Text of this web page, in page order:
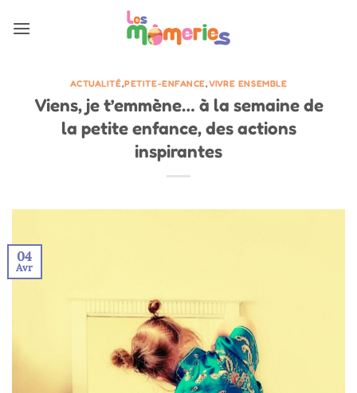
ACTUALITÉ,PETITE-ENFANCE,VIVRE ENSEMBLE
Viens, je t’emmène… à la semaine de
la petite enfance, des actions
inspirantes
04
Avr